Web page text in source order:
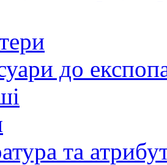
до
та